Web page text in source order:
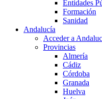
Entidades
Formación
Sanidad
Andalucía
Acceder a
Provincias
Almería
Cádiz
Córdoba
Granada
Huelva